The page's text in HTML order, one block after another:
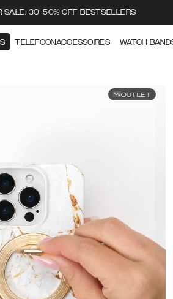
SALE: 30-50% OFF BESTSELLERS
TELEFOONACCESSOIRES WATCH
OUTLET